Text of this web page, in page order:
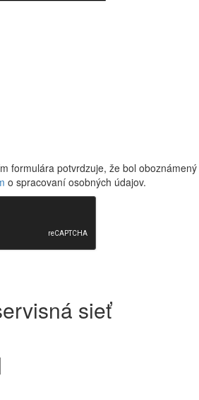
formulára potvrdzuje, že bol oboznámený
o spracovaní osobných údajov.
sieť